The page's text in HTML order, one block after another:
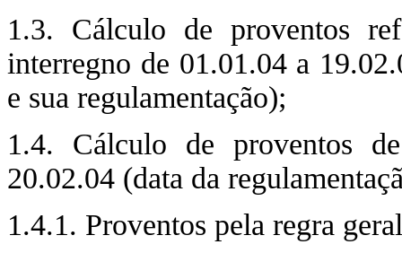
1.3. Cálculo de proventos
interregno de 01.01.04 a
e sua regulamentação);
1.4. Cálculo de proventos
20.02.04 (data da
1.4.1. Proventos pela regra